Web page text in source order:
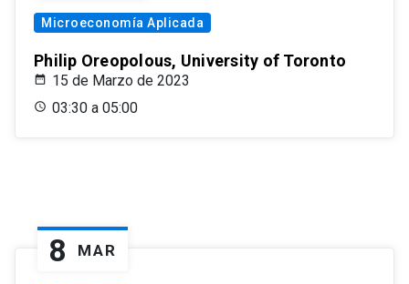
Microeconomía Aplicada
Philip Oreopolous, University of Toronto
15 de Marzo de 2023
03:30 a 05:00
8 MAR